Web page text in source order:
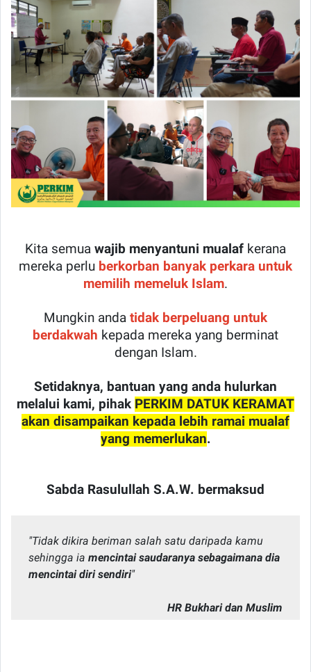
Kita semua wajib menyantuni mualaf kerana
mereka perlu berkorban banyak perkara untuk
memilih memeluk Islam.
Mungkin anda tidak berpeluang untuk
berdakwah kepada mereka yang berminat
dengan Islam.
Setidaknya, bantuan yang anda hulurkan
melalui kami, pihak PERKIM DATUK KERAMAT
akan disampaikan kepada lebih ramai mualaf
yang memerlukan.
Sabda Rasulullah S.A.W. bermaksud
"Tidak dikira beriman salah satu daripada kamu
sehingga ia mencintai saudaranya sebagaimana dia
mencintai diri sendiri"
HR Bukhari dan Muslim